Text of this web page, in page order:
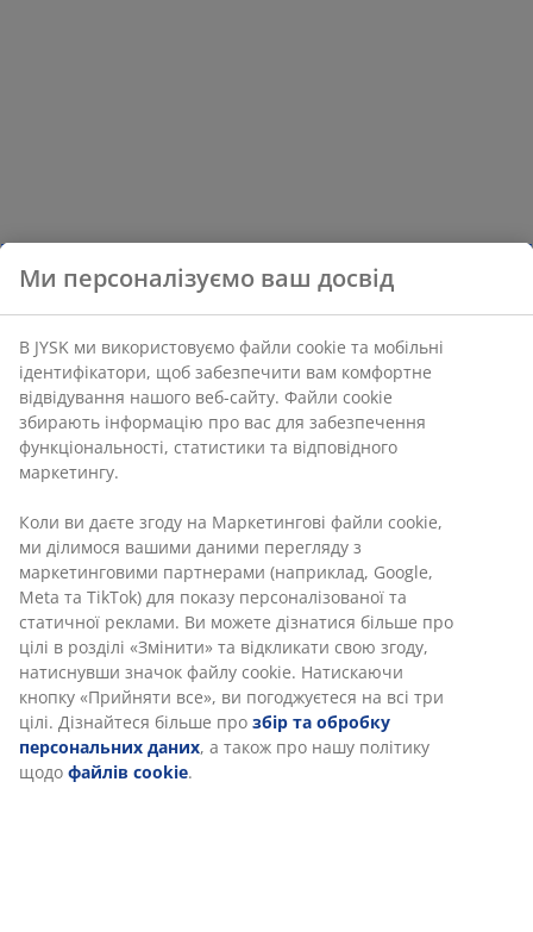
Ми персоналізуємо ваш досвід
В JYSK ми використовуємо файли cookie та мобільні
ідентифікатори, щоб забезпечити вам комфортне
відвідування нашого веб-сайту. Файли cookie
збирають інформацію про вас для забезпечення
функціональності, статистики та відповідного
маркетингу.
Коли ви даєте згоду на Маркетингові файли cookie,
ми ділимося вашими даними перегляду з
маркетинговими партнерами (наприклад, Google,
Meta та TikTok) для показу персоналізованої та
статичної реклами. Ви можете дізнатися більше про
цілі в розділі «Змінити» та відкликати свою згоду,
натиснувши значок файлу cookie. Натискаючи
кнопку «Прийняти все», ви погоджуєтеся на всі три
цілі. Дізнайтеся більше про збір та обробку
персональних даних, а також про нашу політику
щодо файлів cookie.